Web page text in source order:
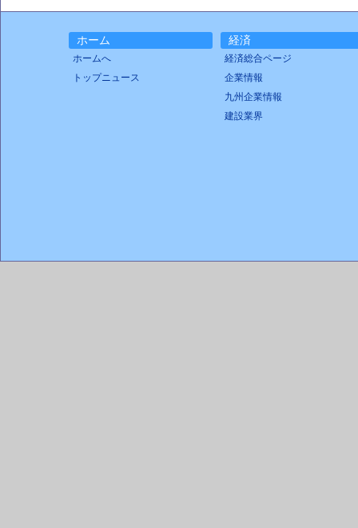
ホーム
ホームへ
トップニュース
経済
経済総合ページ
企業情報
九州企業情報
建設業界